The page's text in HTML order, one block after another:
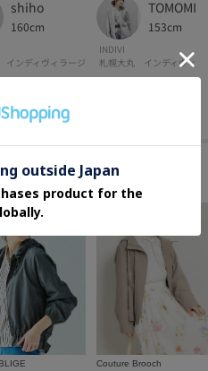
shiho
160cm
ンディヴィラージ
TOMOMI
153cm
INDIVI
札幌大丸 インディヴィ
ビーを見る
ているアイテム
Couture Brooch